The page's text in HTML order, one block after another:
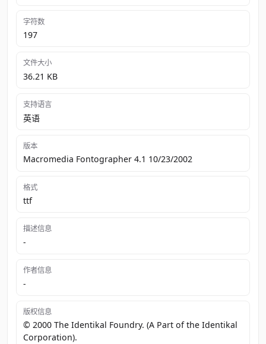
字符数
197
文件大小
36.21 KB
支持语言
英语
版本
Macromedia Fontographer 4.1 10/23/2002
格式
ttf
描述信息
-
作者信息
-
版权信息
© 2000 The Identikal Foundry. (A Part of the Identikal
Corporation).